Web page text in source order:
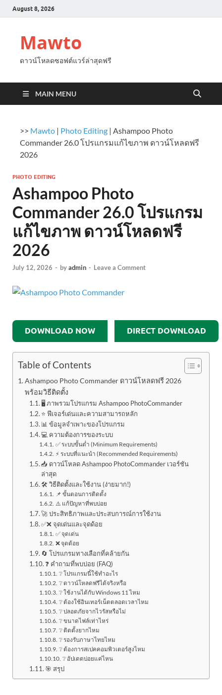
August 8, 2026
Mawto
ดาวน์โหลดซอฟต์แวร์ล่าสุดฟรี
MAIN MENU
>> Mawto | Photo Editing | Ashampoo Photo
Commander 26.0 โปรแกรมแก้ไขภาพ ดาวน์โหลดฟรี
2026
PHOTO EDITING
Ashampoo Photo
Commander 26.0 โปรแกรม
แก้ไขภาพ ดาวน์โหลดฟรี
2026
July 12, 2026 - byadmin - Leave a Comment
DOWNLOAD NOW DIRECT DOWNLOAD
Table of Contents
Ashampoo Photo Commander ดาวน์โหลดฟรี 2026
พร้อมวิธีติดตั้ง
🖥️ ภาพรวมโปรแกรม Ashampoo PhotoCommander
⭐ ฟีเจอร์เด่นและความสามารถหลัก
📊 ข้อมูลจำเพาะของโปรแกรม
💻 ความต้องการของระบบ
✅ ระบบขั้นต่ำ (Minimum Requirements)
⚡ ระบบที่แนะนำ (Recommended Requirements)
📥 ดาวน์โหลด Ashampoo PhotoCommander เวอร์ชัน
ล่าสุด
🛠️ วิธีติดตั้งและใช้งาน (ง่ายมาก!)
📌 ขั้นตอนการติดตั้ง
⚠️ แก้ปัญหาที่พบบ่อย
🚀 ประสิทธิภาพและประสบการณ์การใช้งาน
✅❌ จุดเด่นและจุดด้อย
✅ จุดเด่น
❌ จุดด้อย
🔄 โปรแกรมทางเลือกที่คล้ายกัน
❓ คำถามที่พบบ่อย (FAQ)
❔ โปรแกรมนี้ใช้ทำอะไร
❔ ดาวน์โหลดฟรีได้จริงหรือ
❔ ใช้งานได้กับ Windows 11 ไหม
❔ ต้องใช้อินเทอร์เน็ตตลอดเวลาไหม
❔ ปลอดภัยจากไวรัสหรือไม่
❔ ขนาดไฟล์เท่าไหร่
❔ ติดตั้งยากไหม
❔ รองรับภาษาไทยไหม
❔ ต้องการสเปคคอมพิวเตอร์สูงไหม
❔ อัปเดตบ่อยแค่ไหน
🎯 สรุป